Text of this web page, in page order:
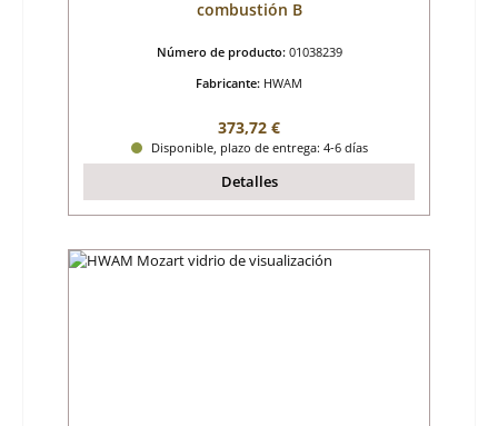
combustión B
Número de producto: 01038239
Fabricante: HWAM
Precio normal:
373,72 €
Disponible, plazo de entrega: 4-6 días
Detalles